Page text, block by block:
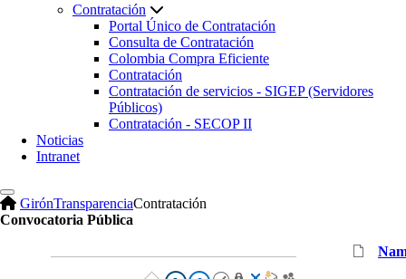
Contratación
Portal Único de Contratación
Consulta de Contratación
Colombia Compra Eficiente
Contratación
Contratación de servicios - SIGEP (Servidores
Públicos)
Contratación - SECOP II
Noticias
Intranet
GirónTransparenciaContratación
Convocatoria Pública